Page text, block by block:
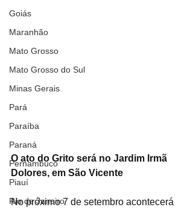
Goiás
Maranhão
Mato Grosso
Mato Grosso do Sul
Minas Gerais
Pará
Paraíba
Paraná
Pernambuco
Piauí
Rio de Janeiro
O ato do Grito será no Jardim Irmã
Dolores, em São Vicente
No próximo 7 de setembro acontecerá